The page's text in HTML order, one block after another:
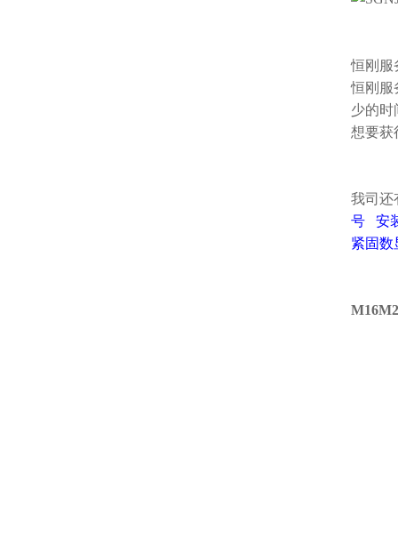
恒刚
恒刚服
少的
想要获
我司还
号
安
紧固数